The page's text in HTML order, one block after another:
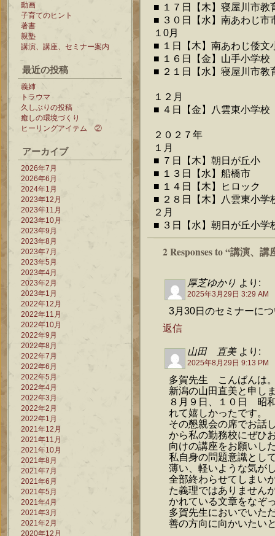
動画
子育てのヒント
著書
親塾
講演、講座、セミナー案内
最近の投稿
義姉
トラウマ
久しぶりの投稿
癒しの環境づくり
ヒーリングアイテム ②
アーカイブ
2026年7月
2026年6月
2024年1月
2023年12月
2023年11月
2023年10月
2023年9月
2023年8月
2023年7月
2023年5月
2023年4月
2023年2月
2023年1月
2022年12月
2022年11月
2022年10月
2022年9月
2022年8月
2022年7月
2022年6月
2022年5月
2022年4月
2022年3月
2022年2月
2022年1月
2021年12月
2021年11月
2021年10月
2021年8月
2021年7月
2021年6月
2021年5月
2021年4月
2021年3月
2021年2月
2020年12月
■ １７日【木】寝屋川市教
■ ３０日【水】南あわじ市
１0月
■ １日【木】南あわじ倭文
■ １６日【金】山手小学校
■ ２１日【水】寝屋川市教
１２月
■ ４日【金】八雲東小学校
２０２７年
１月
■ ７日【木】朝日が丘小
■ １３日【水】船橋市
■ １４日【木】ヒロック
■ ２８日【木】八雲東小学
２月
■ ３日【水】朝日が丘小学
2 Responses to “講演、
厚芝ゆかり より:
2025年3月29日 3:29 AM
3月30日のセミナーに
返信
山田 直美 より:
2025年8月29日 9:13 PM
多賀先生 こんばんは
新潟の山田直美と申し
８月９日、１０日 昭
れて嬉しかったです。
その懇親会の席でお話
から私の勤務校にぜひ
向けの講座をお願いし
私自身の問題意識とし
薄い、軽いような気が
全部終わらせてしまい
た義理ではありません
かれている文章をなぞ
多賀先生においでいた
善の方向に向かいたい